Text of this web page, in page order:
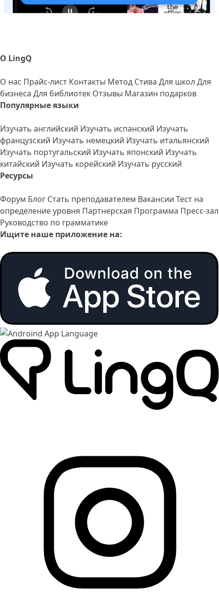
О LingQ
О нас Прайс-лист Контакты Метод Стива Для школ Для
бизнеса Для библиотек Отзывы Магазин подарков
Популярные языки
Изучать английский Изучать испанский Изучать
французский Изучать немецкий Изучать итальянский
Изучать португальский Изучать японский Изучать
китайский Изучать корейский Изучать русский
Ресурсы
Форум Блог Стать преподавателем Вакансии Тест на
определение уровня Партнерская Программа Пресс-зал
Руководство по грамматике
Ищите наше приложение на: